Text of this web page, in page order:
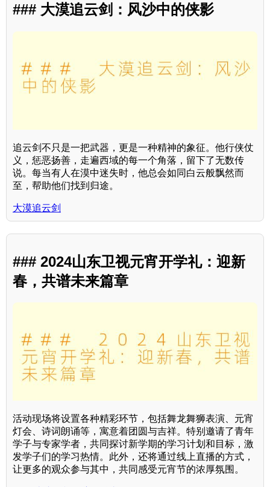
### 大漠追云剑：风沙中的侠影
追云剑不只是一把武器，更是一种精神的象征。他行侠仗
义，惩恶扬善，走遍西域的每一个角落，留下了无数传
说。每当有人在漠中迷失时，他总会如同白云般飘然而
至，帮助他们找到归途。
大漠追云剑
### 2024山东卫视元宵开学礼：迎新
春，共谱未来篇章
活动现场将设置各种精彩环节，包括舞龙舞狮表演、元宵
灯会、诗词朗诵等，寓意着团圆与吉祥。特别邀请了青年
学子与专家学者，共同探讨新学期的学习计划和目标，激
发学子们的学习热情。此外，还将通过线上直播的方式，
让更多的观众参与其中，共同感受元宵节的浓厚氛围。